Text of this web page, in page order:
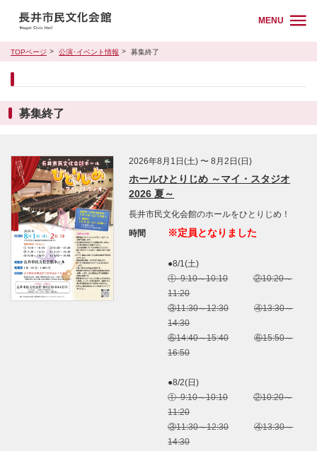
MENU
TOPページ 公演･イベント情報 募集終了
募集終了
2026年8月1日(土) 〜 8月2日(日)
ホールひとりじめ ～マイ・スタジオ
2026 夏～
長井市民文化会館のホールをひとりじめ！
時間
※定員となりました
●8/1(土)
① 9:10～10:10
②10:20～
11:20
③11:30～12:30
④13:30～
14:30
⑤14:40～15:40
⑥15:50～
16:50
●8/2(日)
① 9:10～10:10
②10:20～
11:20
③11:30～12:30
④13:30～
14:30